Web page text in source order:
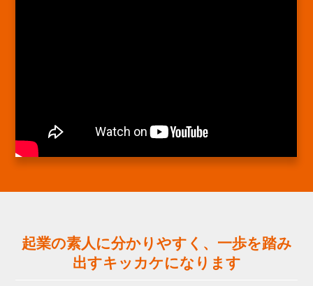
起業の素人に分かりやすく、一歩を踏み
出すキッカケになります